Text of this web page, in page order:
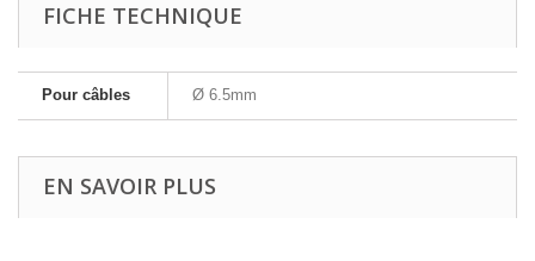
FICHE TECHNIQUE
Pour câbles Ø 6.5mm
EN SAVOIR PLUS